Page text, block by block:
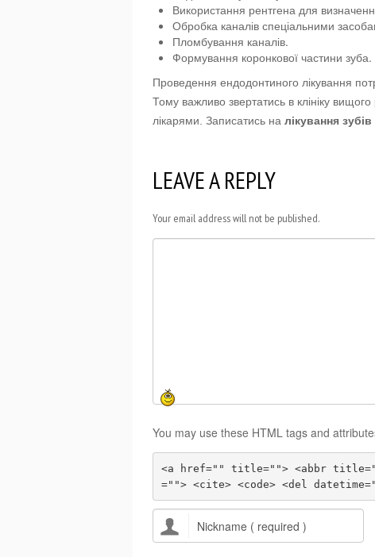
Використання рентгена для
Обробка каналів спеціальними
Пломбування каналів.
Формування коронкової частини зуба.
Проведення ендодонтиного лікування
Тому важливо звертатись в клініку
лікарями. Записатись на лікування
LEAVE A REPLY
Your email address will not be published.
You may use these HTML tags and
<a href="" title=""> <abbr
=""> <cite> <code> <del